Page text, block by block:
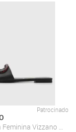
Patrocinado
Feminina Vizzano Tira